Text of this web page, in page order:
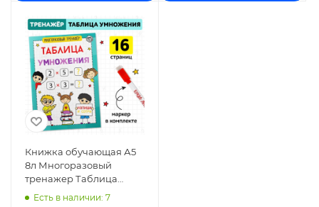
Книжка обучающая А5
8л Многоразовый
тренажер Таблица
умножения 5353585
Есть в наличии: 7